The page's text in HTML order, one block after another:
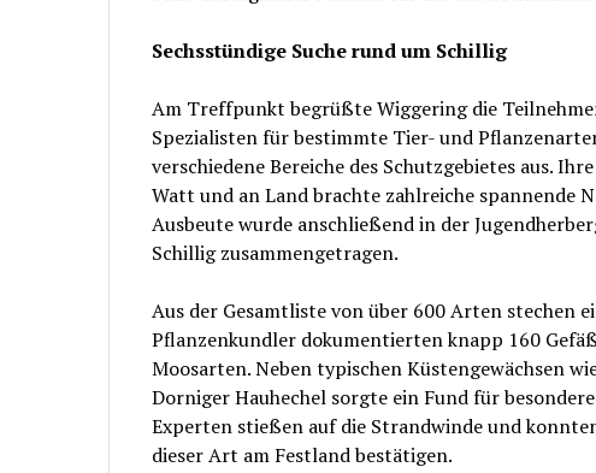
Sechsstündige Suche rund um Schillig
Am Treffpunkt begrüßte Wiggering die
Spezialisten für bestimmte Tier- und
verschiedene Bereiche des Schutzgebietes aus.
Watt und an Land brachte zahlreiche spannende
Ausbeute wurde anschließend in der
Schillig zusammengetragen.
Aus der Gesamtliste von über 600 Arten stechen
Pflanzenkundler dokumentierten knapp 160
Moosarten. Neben typischen Küstengewächsen
Dorniger Hauhechel sorgte ein Fund für
Experten stießen auf die Strandwinde und
dieser Art am Festland bestätigen.